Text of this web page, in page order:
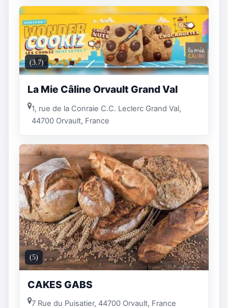
(3.7)
La Mie Câline Orvault Grand Val
1, rue de la Conraie C.C. Leclerc Grand Val,
44700 Orvault, France
(5)
CAKES GABS
7 Rue du Puisatier, 44700 Orvault, France